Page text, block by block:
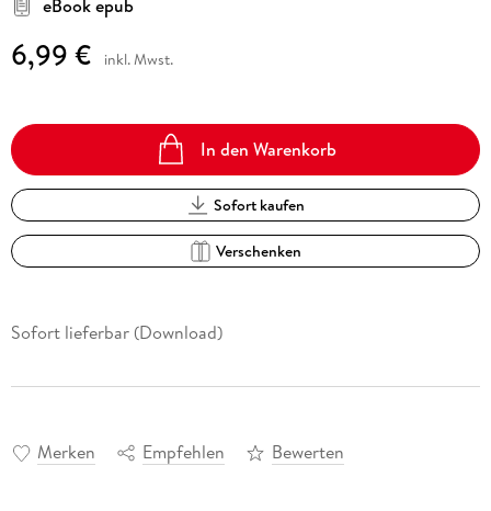
eBook epub
6,99 € inkl. Mwst.
In den Warenkorb
Sofort kaufen
Verschenken
Sofort lieferbar (Download)
Merken Empfehlen Bewerten